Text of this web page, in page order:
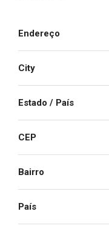
Endereço
City
Estado / País
CEP
Bairro
País